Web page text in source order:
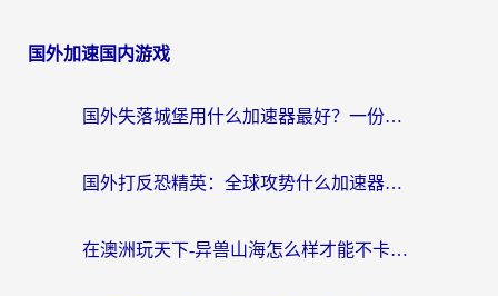
国外加速国内游戏
国外失落城堡用什么加速器最好？一份来自老玩家的真实指南
国外打反恐精英：全球攻势什么加速器好用？2026海外玩家国服游戏加速终极指南
在澳洲玩天下-异兽山海怎么样才能不卡？一份给南半球玩家的自救指南